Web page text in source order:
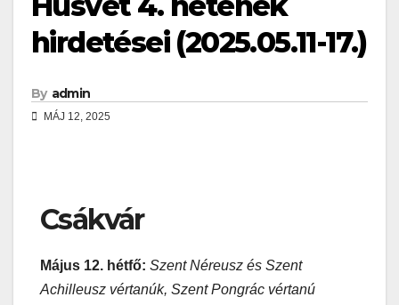
hirdetései (2025.05.11-17.)
By admin
MÁJ 12, 2025
Csákvár
Május 12. hétfő: Szent Néreusz és Szent
Achilleusz vértanúk, Szent Pongrác vértanú